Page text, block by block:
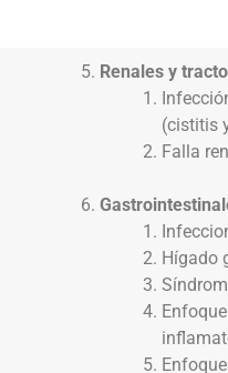
Renales y
(cistitis
Falla
Hígado